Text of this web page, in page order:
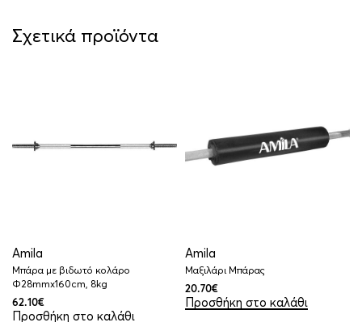
Σχετικά προϊόντα
Amila
Μπάρα με βιδωτό κολάρο
Φ28mmx160cm, 8kg
62.10€
Προσθήκη στο καλάθι
Amila
Μαξιλάρι Μπάρας
20.70€
Προσθήκη στο καλάθι